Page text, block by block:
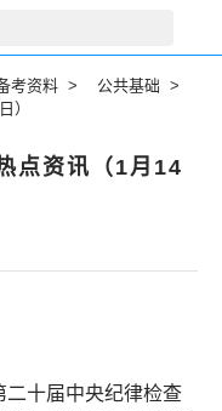
考资料
公共基础
）
点资讯（1月14
二十届中央纪律检查